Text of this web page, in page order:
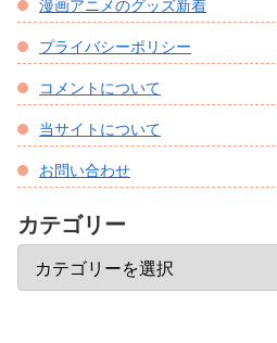
漫画アニメのグッズ新着
プライバシーポリシー
コメントについて
当サイトについて
お問い合わせ
カテゴリー